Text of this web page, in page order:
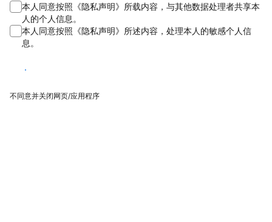
本人同意按照《隐私声明》所载内容，与其他数据处理者共享本
人的个人信息。
本人同意按照《隐私声明》所述内容，处理本人的敏感个人信
息。
同意
不同意并关闭网页/应用程序